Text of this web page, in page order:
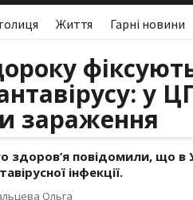
Життя Гарні новини
у
зараження
здоров’я повідомили, що в
інфекції.
Ольга